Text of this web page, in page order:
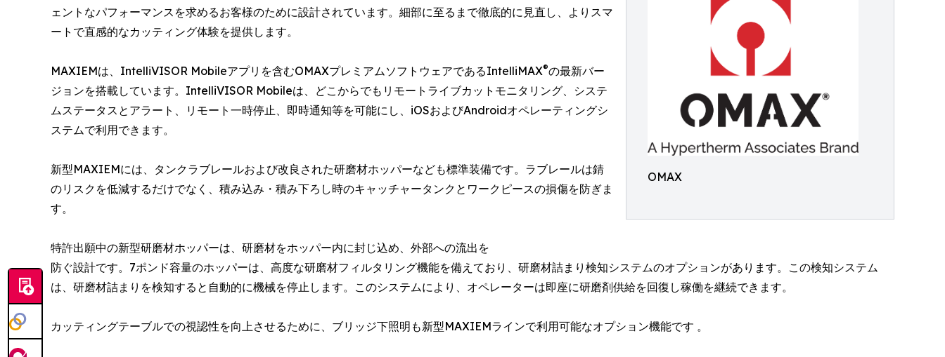
OMAX
ェントなパフォーマンスを求めるお客様のために設計されています。細部に至るまで徹底的に見直し、よりスマ
ートで直感的なカッティング体験を提供します。
MAXIEMは、IntelliVISOR Mobileアプリを含むOMAXプレミアムソフトウェアであるIntelliMAX®の最新バー
ジョンを搭載しています。IntelliVISOR Mobileは、どこからでもリモートライブカットモニタリング、システ
ムステータスとアラート、リモート一時停止、即時通知等を可能にし、iOSおよびAndroidオペレーティングシ
ステムで利用できます。
新型MAXIEMには、タンクラブレールおよび改良された研磨材ホッパーなども標準装備です。ラブレールは錆
のリスクを低減するだけでなく、積み込み・積み下ろし時のキャッチャータンクとワークピースの損傷を防ぎま
す。
特許出願中の新型研磨材ホッパーは、研磨材をホッパー内に封じ込め、外部への流出を
防ぐ設計です。7ポンド容量のホッパーは、高度な研磨材フィルタリング機能を備えており、研磨材詰まり検知システムのオプションがあります。この検知システム
は、研磨材詰まりを検知すると自動的に機械を停止します。このシステムにより、オペレーターは即座に研磨剤供給を回復し稼働を継続できます。
カッティングテーブルでの視認性を向上させるために、ブリッジ下照明も新型MAXIEMラインで利用可能なオプション機能です 。